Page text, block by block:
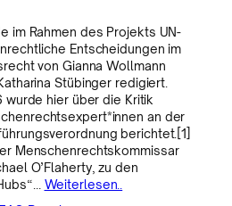
im Rahmen des Projekts UN-
Entscheidungen im
von Gianna Wollmann
Stübinger redigiert.
wurde hier über die Kritik
an der
berichtet.[1]
Menschenrechtskommissar
O’Flaherty, zu den
Weiterlesen..